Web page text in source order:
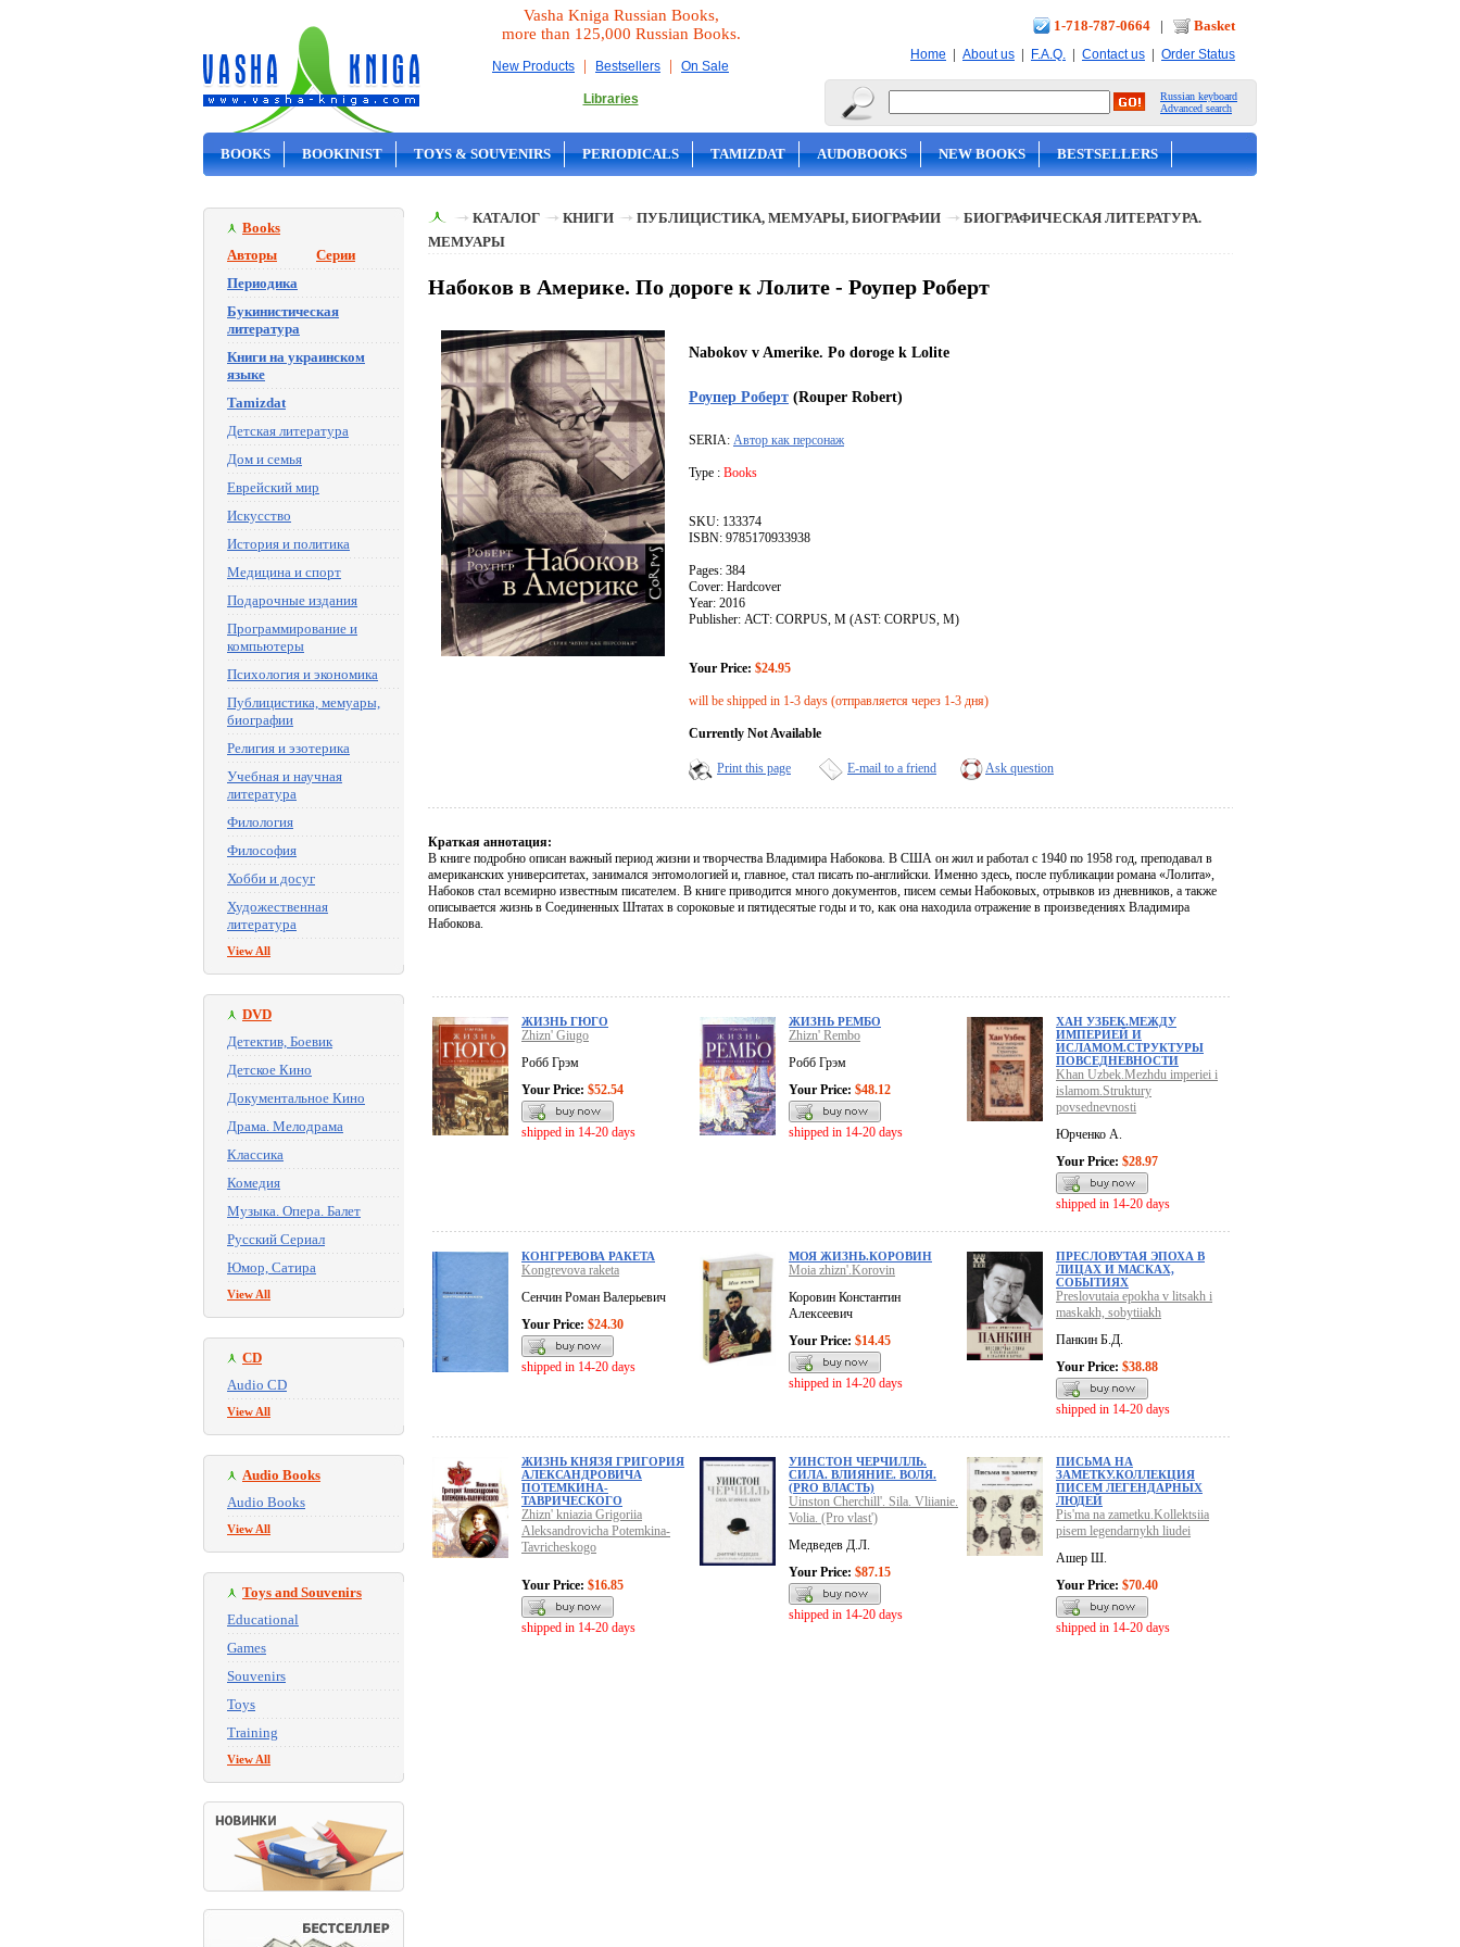
Vasha Kniga Russian Books,
more than 125,000 Russian Books.
New Products | Bestsellers | On Sale
Libraries
1-718-787-0664 | Basket
Home | About us | F.A.Q. | Contact us | Order Status
Russian keyboard
Advanced search
BOOKS BOOKINIST TOYS & SOUVENIRS PERIODICALS TAMIZDAT AUDOBOOKS NEW BOOKS BESTSELLERS
Books
Авторы
Серии
Периодика
Букинистическая
литература
Книги на украинском
языке
Tamizdat
Детская литература
Дом и семья
Еврейский мир
Искусство
История и политика
Медицина и спорт
Подарочные издания
Программирование и
компьютеры
Психология и экономика
Публицистика, мемуары,
биографии
Религия и эзотерика
Учебная и научная
литература
Филология
Философия
Хобби и досуг
Художественная
литература
View All
DVD
Детектив, Боевик
Детское Кино
Документальное Кино
Драма. Мелодрама
Классика
Комедия
Музыка. Опера. Балет
Русский Сериал
Юмор, Сатира
View All
CD
Audio CD
View All
Audio Books
Audio Books
View All
Toys and Souvenirs
Educational
Games
Souvenirs
Toys
Training
View All
КАТАЛОГ КНИГИ ПУБЛИЦИСТИКА, МЕМУАРЫ, БИОГРАФИИ
БИОГРАФИЧЕСКАЯ ЛИТЕРАТУРА.
МЕМУАРЫ
Набоков в Америке. По дороге к Лолите - Роупер Роберт
Nabokov v Amerike. Po doroge k Lolite
Роупер Роберт (Rouper Robert)
SERIA: Автор как персонаж
Type : Books
SKU: 133374
ISBN: 9785170933938
Pages: 384
Cover: Hardcover
Year: 2016
Publisher: АСТ: CORPUS, М (AST: CORPUS, M)
Your Price: $24.95
will be shipped in 1-3 days (отправляется через 1-3 дня)
Currently Not Available
Print this page E-mail to a friend Ask question
Краткая аннотация:
В книге подробно описан важный период жизни и творчества Владимира Набокова. В США он жил и работал с 1940 по 1958 год, преподавал в
американских университетах, занимался энтомологией и, главное, стал писать по-английски. Именно здесь, после публикации романа «Лолита»,
Набоков стал всемирно известным писателем. В книге приводится много документов, писем семьи Набоковых, отрывков из дневников, а также
описывается жизнь в Соединенных Штатах в сороковые и пятидесятые годы и то, как она находила отражение в произведениях Владимира
Набокова.
ЖИЗНЬ ГЮГО
Zhizn' Giugo
Робб Грэм
Your Price: $52.54
shipped in 14-20 days
ЖИЗНЬ РЕМБО
Zhizn' Rembo
Робб Грэм
Your Price: $48.12
shipped in 14-20 days
ХАН УЗБЕК.МЕЖДУ
ИМПЕРИЕЙ И
ИСЛАМОМ.СТРУКТУРЫ
ПОВСЕДНЕВНОСТИ
Khan Uzbek.Mezhdu imperiei i
islamom.Struktury
povsednevnosti
Юрченко А.
Your Price: $28.97
shipped in 14-20 days
КОНГРЕВОВА РАКЕТА
Kongrevova raketa
Сенчин Роман Валерьевич
Your Price: $24.30
shipped in 14-20 days
МОЯ ЖИЗНЬ.КОРОВИН
Moia zhizn'.Korovin
Коровин Константин
Алексеевич
Your Price: $14.45
shipped in 14-20 days
ПРЕСЛОВУТАЯ ЭПОХА В
ЛИЦАХ И МАСКАХ,
СОБЫТИЯХ
Preslovutaia epokha v litsakh i
maskakh, sobytiiakh
Панкин Б.Д.
Your Price: $38.88
shipped in 14-20 days
ЖИЗНЬ КНЯЗЯ ГРИГОРИЯ
АЛЕКСАНДРОВИЧА
ПОТЕМКИНА-
ТАВРИЧЕСКОГО
Zhizn' kniazia Grigoriia
Aleksandrovicha Potemkina-
Tavricheskogo
Your Price: $16.85
shipped in 14-20 days
УИНСТОН ЧЕРЧИЛЛЬ.
СИЛА. ВЛИЯНИЕ. ВОЛЯ.
(PRO ВЛАСТЬ)
Uinston Cherchill'. Sila. Vliianie.
Volia. (Pro vlast')
Медведев Д.Л.
Your Price: $87.15
shipped in 14-20 days
ПИСЬМА НА
ЗАМЕТКУ.КОЛЛЕКЦИЯ
ПИСЕМ ЛЕГЕНДАРНЫХ
ЛЮДЕЙ
Pis'ma na zametku.Kollektsiia
pisem legendarnykh liudei
Ашер Ш.
Your Price: $70.40
shipped in 14-20 days